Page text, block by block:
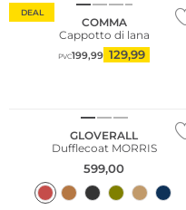
DEAL
COMMA
Cappotto di lana
PVC199,99 129,99
GLOVERALL
Dufflecoat MORRIS
599,00
Sostenibile